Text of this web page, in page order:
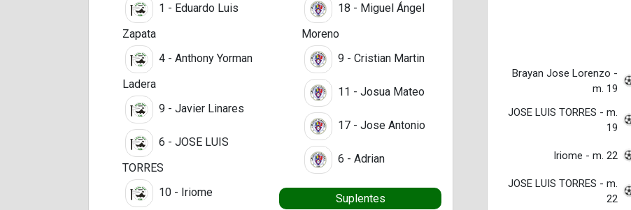
1 - Eduardo Luis
Zapata
4 - Anthony Yorman
Ladera
9 - Javier Linares
6 - JOSE LUIS
TORRES
10 - Iriome
18 - Miguel Ángel
Moreno
9 - Cristian Martin
11 - Josua Mateo
17 - Jose Antonio
6 - Adrian
Suplentes
Brayan Jose Lorenzo -
m. 19
JOSE LUIS TORRES - m.
19
Iriome - m. 22
JOSE LUIS TORRES - m.
22